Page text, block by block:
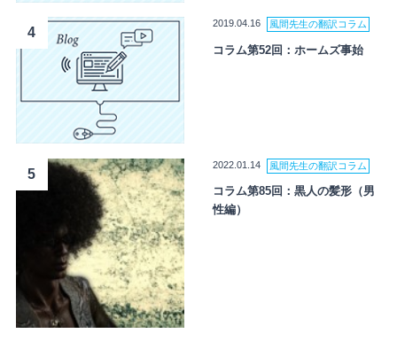
4
2019.04.16 風間先生の翻訳コラム
コラム第52回：ホームズ事始
5
2022.01.14 風間先生の翻訳コラム
コラム第85回：黒人の髪形（男
性編）